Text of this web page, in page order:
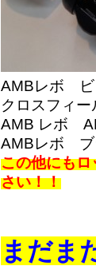
AMBレボ ビ
クロスフィ
AMB レボ
AMBレボ ブ
この他にも
さい！！
まだま